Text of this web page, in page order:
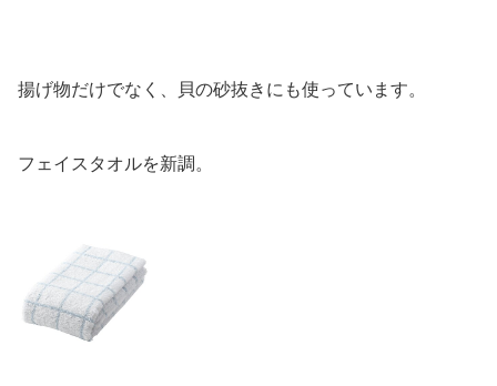
揚げ物だけでなく、貝の砂抜きにも使っています。
フェイスタオルを新調。